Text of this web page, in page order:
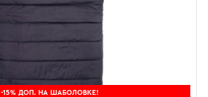
-15% ДОП. НА ШАБОЛОВКЕ!